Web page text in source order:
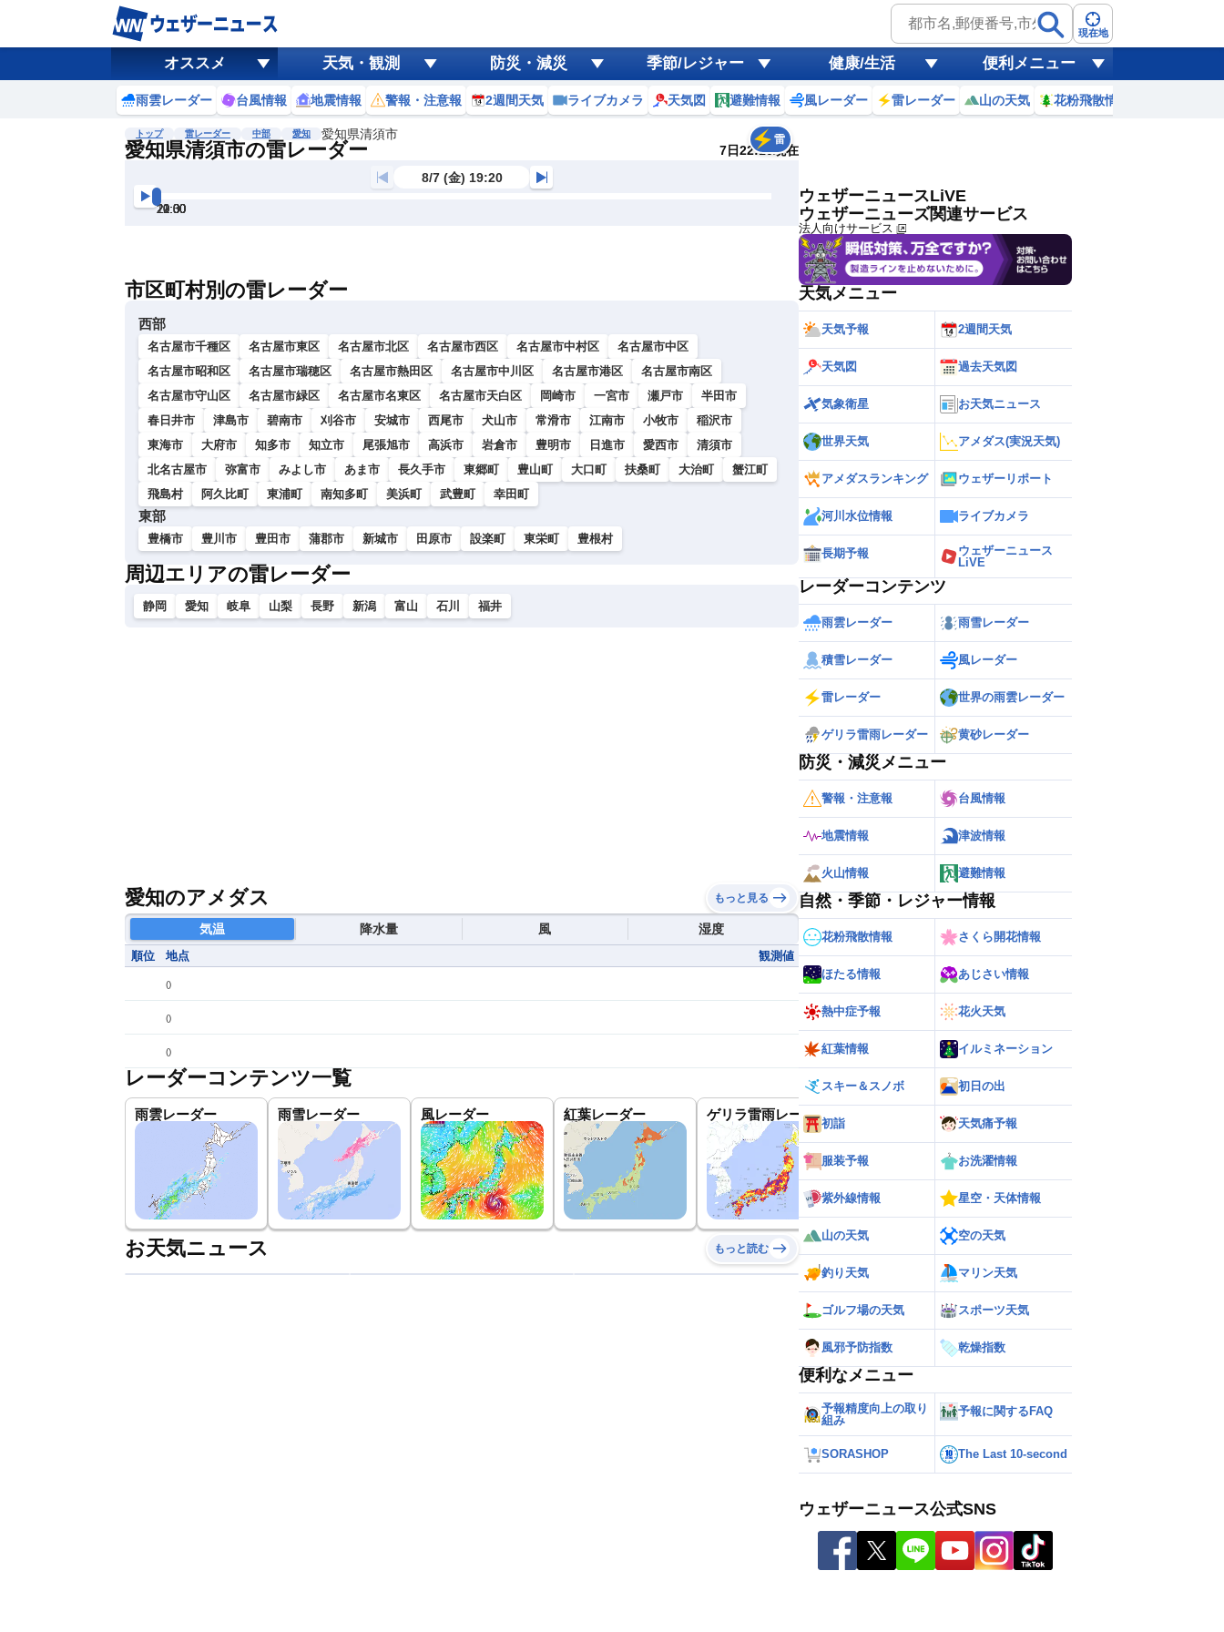
現在地
オススメ 天気・観測 防災・減災 季節/レジャー 健康/生活 便利メニュー
雨雲レーダー 台風情報 地震情報 警報・注意報 2週間天気 ライブカメラ 天気図 避難情報 風レーダー 雷レーダー 山の天気 花粉飛散情報
トップ 雷レーダー 中部 愛知 愛知県清須市
愛知県清須市の雷レーダー 7日22:10現在
雷
風
黄砂
天気 台風
8/7 (金) 19:20
19:30
20:00
20:30
21:00
21:30
22:00
市区町村別の雷レーダー
西部
名古屋市千種区 名古屋市東区 名古屋市北区 名古屋市西区 名古屋市中村区
名古屋市中区
名古屋市昭和区
名古屋市瑞穂区 名古屋市熱田区 名古屋市中川区 名古屋市港区
名古屋市南区
名古屋市守山区
名古屋市緑区 名古屋市名東区 名古屋市天白区 岡崎市 一宮市 瀬戸市
半田市
春日井市
津島市 碧南市 刈谷市 安城市 西尾市 犬山市 常滑市 江南市 小牧市
稲沢市
東海市
大府市 知多市 知立市 尾張旭市 高浜市 岩倉市 豊明市 日進市 愛西市
清須市
北名古屋市
弥富市 みよし市 あま市 長久手市 東郷町 豊山町 大口町 扶桑町 大治町
蟹江町
飛島村
阿久比町 東浦町 南知多町 美浜町 武豊町 幸田町
東部
豊橋市 豊川市 豊田市 蒲郡市 新城市 田原市 設楽町 東栄町 豊根村
周辺エリアの雷レーダー
静岡 愛知 岐阜 山梨 長野 新潟 富山 石川 福井
愛知のアメダス もっと見る
気温 降水量 風 湿度
順位 地点 観測値
()
()
()
レーダーコンテンツ一覧
雨雲レーダー 雨雪レーダー 風レーダー 紅葉レーダー ゲリラ雷雨レーダー 世界の雨雲レーダー
お天気ニュース もっと読む
ウェザーニュースLiVE
ウェザーニューズ関連サービス
法人向けサービス
天気メニュー
天気予報 2週間天気
天気図 過去天気図
気象衛星 お天気ニュース
世界天気 アメダス(実況天気)
アメダスランキング ウェザーリポート
河川水位情報 ライブカメラ
長期予報
ウェザーニュース
LiVE
レーダーコンテンツ
雨雲レーダー 雨雪レーダー
積雪レーダー 風レーダー
雷レーダー 世界の雨雲レーダー
ゲリラ雷雨レーダー 黄砂レーダー
防災・減災メニュー
警報・注意報 台風情報
地震情報 津波情報
火山情報 避難情報
自然・季節・レジャー情報
花粉飛散情報 さくら開花情報
ほたる情報 あじさい情報
熱中症予報 花火天気
紅葉情報 イルミネーション
スキー＆スノボ 初日の出
初詣 天気痛予報
服装予報 お洗濯情報
紫外線情報 星空・天体情報
山の天気 空の天気
釣り天気 マリン天気
ゴルフ場の天気 スポーツ天気
風邪予防指数 乾燥指数
便利なメニュー
予報精度向上の取り
組み
予報に関するFAQ
SORASHOP The Last 10-second
ウェザーニュース公式SNS